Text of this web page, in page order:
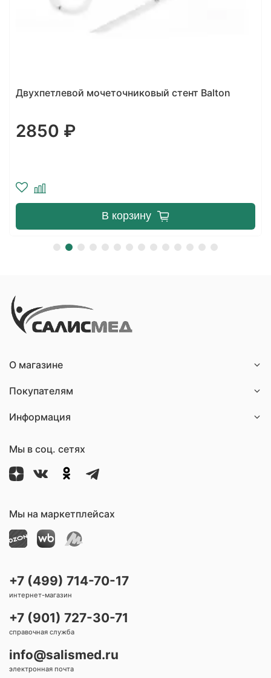
Полиуретановый стент UROSOFT полный набор,
3670 ₽
Уведомить о поступлении
О магазине
Покупателям
Информация
Мы в соц. сетях
Мы на маркетплейсах
+7 (499) 714-70-17
интернет-магазин
+7 (901) 727-30-71
справочная служба
info@salismed.ru
электронная почта